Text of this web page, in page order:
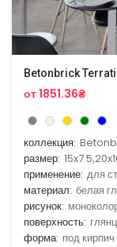
Betonbrick
от 1851.36₴
коллекция:
размер:
применение: для
материал: белая
рисунок:
поверхность:
форма: под кирпич